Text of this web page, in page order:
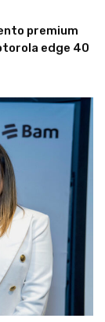
premium
edge 40